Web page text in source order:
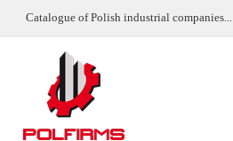
Catalogue of Polish industrial companies...